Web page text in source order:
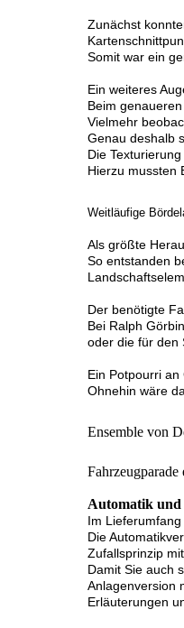
Zunächst
Somit war ein
Ein weiteres
Beim
Vielmehr
Genau deshalb
Die
Hierzu mussten
Weitläufige
Als größte
So entstanden
Der benötigte
Bei Ralph
oder die für den
Ein Potpourri
Ohnehin wäre
Ensemble von
Automatik und
Im
Die
Zufallsprinzip
Damit Sie auch
Anlagenversion
Erläuterungen